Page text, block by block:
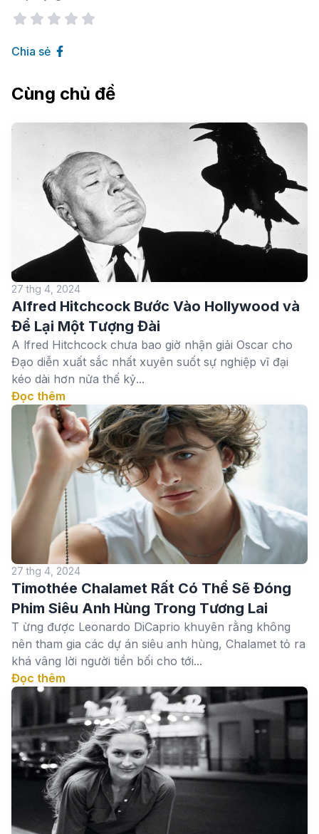
Chia sẻ
Cùng chủ đề
27 thg 4, 2024
Alfred Hitchcock Bước Vào Hollywood và
Để Lại Một Tượng Đài
A lfred Hitchcock chưa bao giờ nhận giải Oscar cho
Đạo diễn xuất sắc nhất xuyên suốt sự nghiệp vĩ đại
kéo dài hơn nửa thế kỷ...
Đọc thêm
27 thg 4, 2024
Timothée Chalamet Rất Có Thể Sẽ Đóng
Phim Siêu Anh Hùng Trong Tương Lai
T ừng được Leonardo DiCaprio khuyên rằng không
nên tham gia các dự án siêu anh hùng, Chalamet tỏ ra
khá vâng lời người tiền bối cho tới...
Đọc thêm